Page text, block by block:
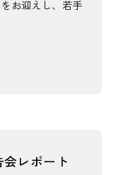
お迎えし、若手
レポート